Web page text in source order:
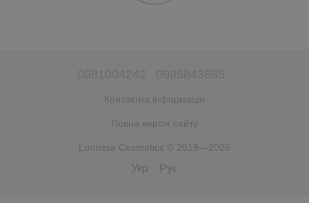
Контактна інформація
Повна версія сайту
Lunnitsa Cosmetics © 2019—2026
Укр Рус